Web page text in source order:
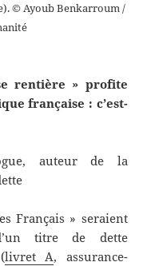
© Ayoub Benkarroum /
rentière » profite
française : c’est-
auteur de la
Français » seraient
titre de dette
livret A, assurance-